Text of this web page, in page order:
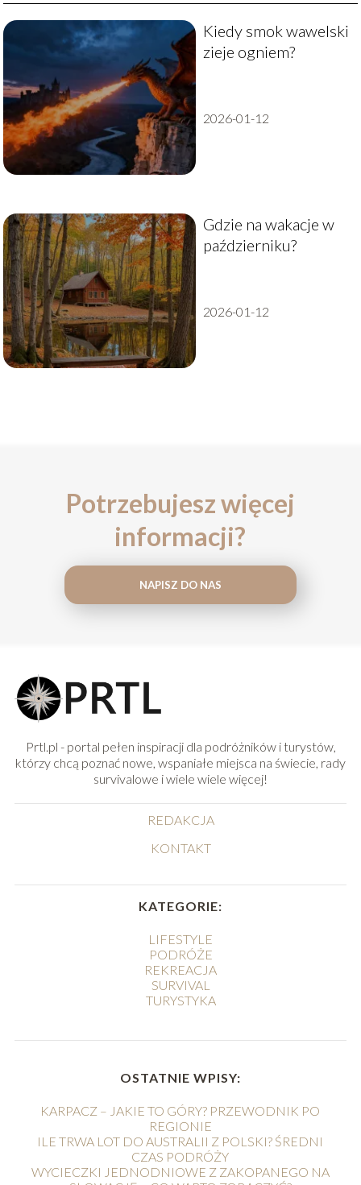
Kiedy smok wawelski
zieje ogniem?
2026-01-12
Gdzie na wakacje w
październiku?
2026-01-12
Potrzebujesz więcej
informacji?
NAPISZ DO NAS
Prtl.pl - portal pełen inspiracji dla podróżników i turystów,
którzy chcą poznać nowe, wspaniałe miejsca na świecie, rady
survivalowe i wiele wiele więcej!
REDAKCJA
KONTAKT
KATEGORIE:
LIFESTYLE
PODRÓŻE
REKREACJA
SURVIVAL
TURYSTYKA
OSTATNIE WPISY:
KARPACZ – JAKIE TO GÓRY? PRZEWODNIK PO
REGIONIE
ILE TRWA LOT DO AUSTRALII Z POLSKI? ŚREDNI
CZAS PODRÓŻY
WYCIECZKI JEDNODNIOWE Z ZAKOPANEGO NA